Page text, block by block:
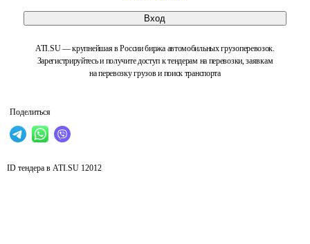
Вход
ATI.SU — крупнейшая в России биржа автомобильных грузоперевозок.
Зарегистрируйтесь и получите доступ к тендерам на перевозки, заявкам
на перевозку грузов и поиск транспорта
Поделиться
ID тендера в ATI.SU 12012